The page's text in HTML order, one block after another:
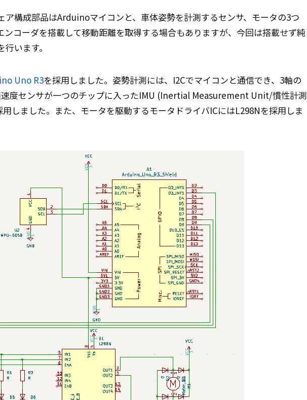
ア構成部品はArduinoマイコンと、車体姿勢を計測するセンサ、モータの3つ
ンコーダを搭載して移動距離を取得する場合もありますが、今回は搭載せず純
います。
Uno R3を採用しました。姿勢計測には、I2Cでマイコンと通信でき、3軸の
速度センサが一つのチップに入ったIMU (Inertial Measurement Unit/慣性計測
しました。また、モータを駆動するモータドライバICにはL298Nを採用しま